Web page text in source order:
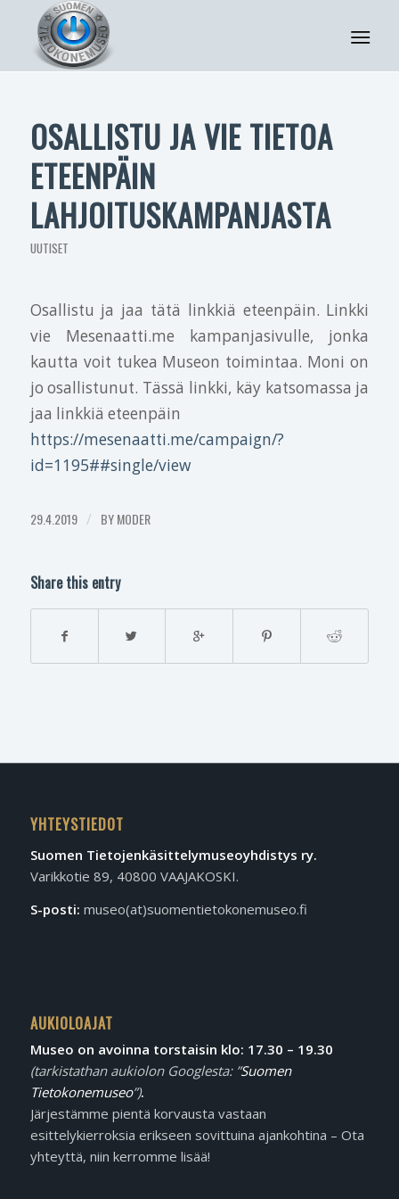
OSALLISTU JA VIE TIETOA
ETEENPÄIN
LAHJOITUSKAMPANJASTA
UUTISET
Osallistu ja jaa tätä linkkiä eteenpäin. Linkki
vie Mesenaatti.me kampanjasivulle, jonka
kautta voit tukea Museon toimintaa. Moni on
jo osallistunut. Tässä linkki, käy katsomassa ja
jaa linkkiä eteenpäin
https://mesenaatti.me/campaign/?
id=1195##single/view
29.4.2019 / BYMODER
Share this entry
YHTEYSTIEDOT
Suomen Tietojen­käsittely­museo­yhdistys ry.
Varikkotie 89, 40800 VAAJAKOSKI.
S-posti: museo(at)suomentietokonemuseo.fi
AUKIOLOAJAT
Museo on avoinna torstaisin klo: 17.30 – 19.30
(tarkistathan aukiolon Googlesta: ”Suomen
Tietokonemuseo”).
Järjestämme pientä korvausta vastaan
esittelykierroksia erikseen sovittuina ajankohtina – Ota
yhteyttä, niin kerromme lisää!